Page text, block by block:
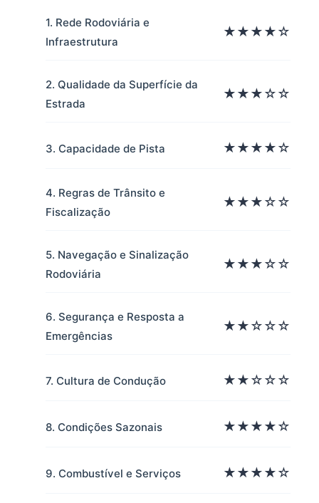
1. Rede Rodoviária e
Infraestrutura
★★★★☆
2. Qualidade da Superfície da
Estrada
★★★☆☆
3. Capacidade de Pista ★★★★☆
4. Regras de Trânsito e
Fiscalização
★★★☆☆
5. Navegação e Sinalização
Rodoviária
★★★☆☆
6. Segurança e Resposta a
Emergências
★★☆☆☆
7. Cultura de Condução ★★☆☆☆
8. Condições Sazonais ★★★★☆
9. Combustível e Serviços ★★★★☆